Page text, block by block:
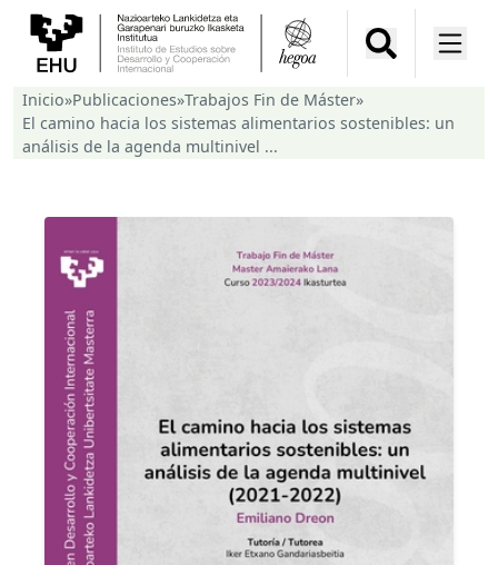
Inicio»Publicaciones»Trabajos Fin de Máster»
El camino hacia los sistemas alimentarios sostenibles: un
análisis de la agenda multinivel ...